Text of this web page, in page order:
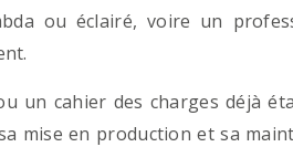
ou éclairé, voire un
un cahier des charges déjà
mise en production et sa